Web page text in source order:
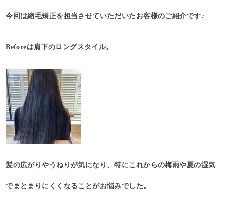
今回は縮毛矯正を担当させていただいたお客様のご紹介です♪
Beforeは肩下のロングスタイル。
髪の広がりやうねりが気になり、特にこれからの梅雨や夏の湿気
でまとまりにくくなることがお悩みでした。